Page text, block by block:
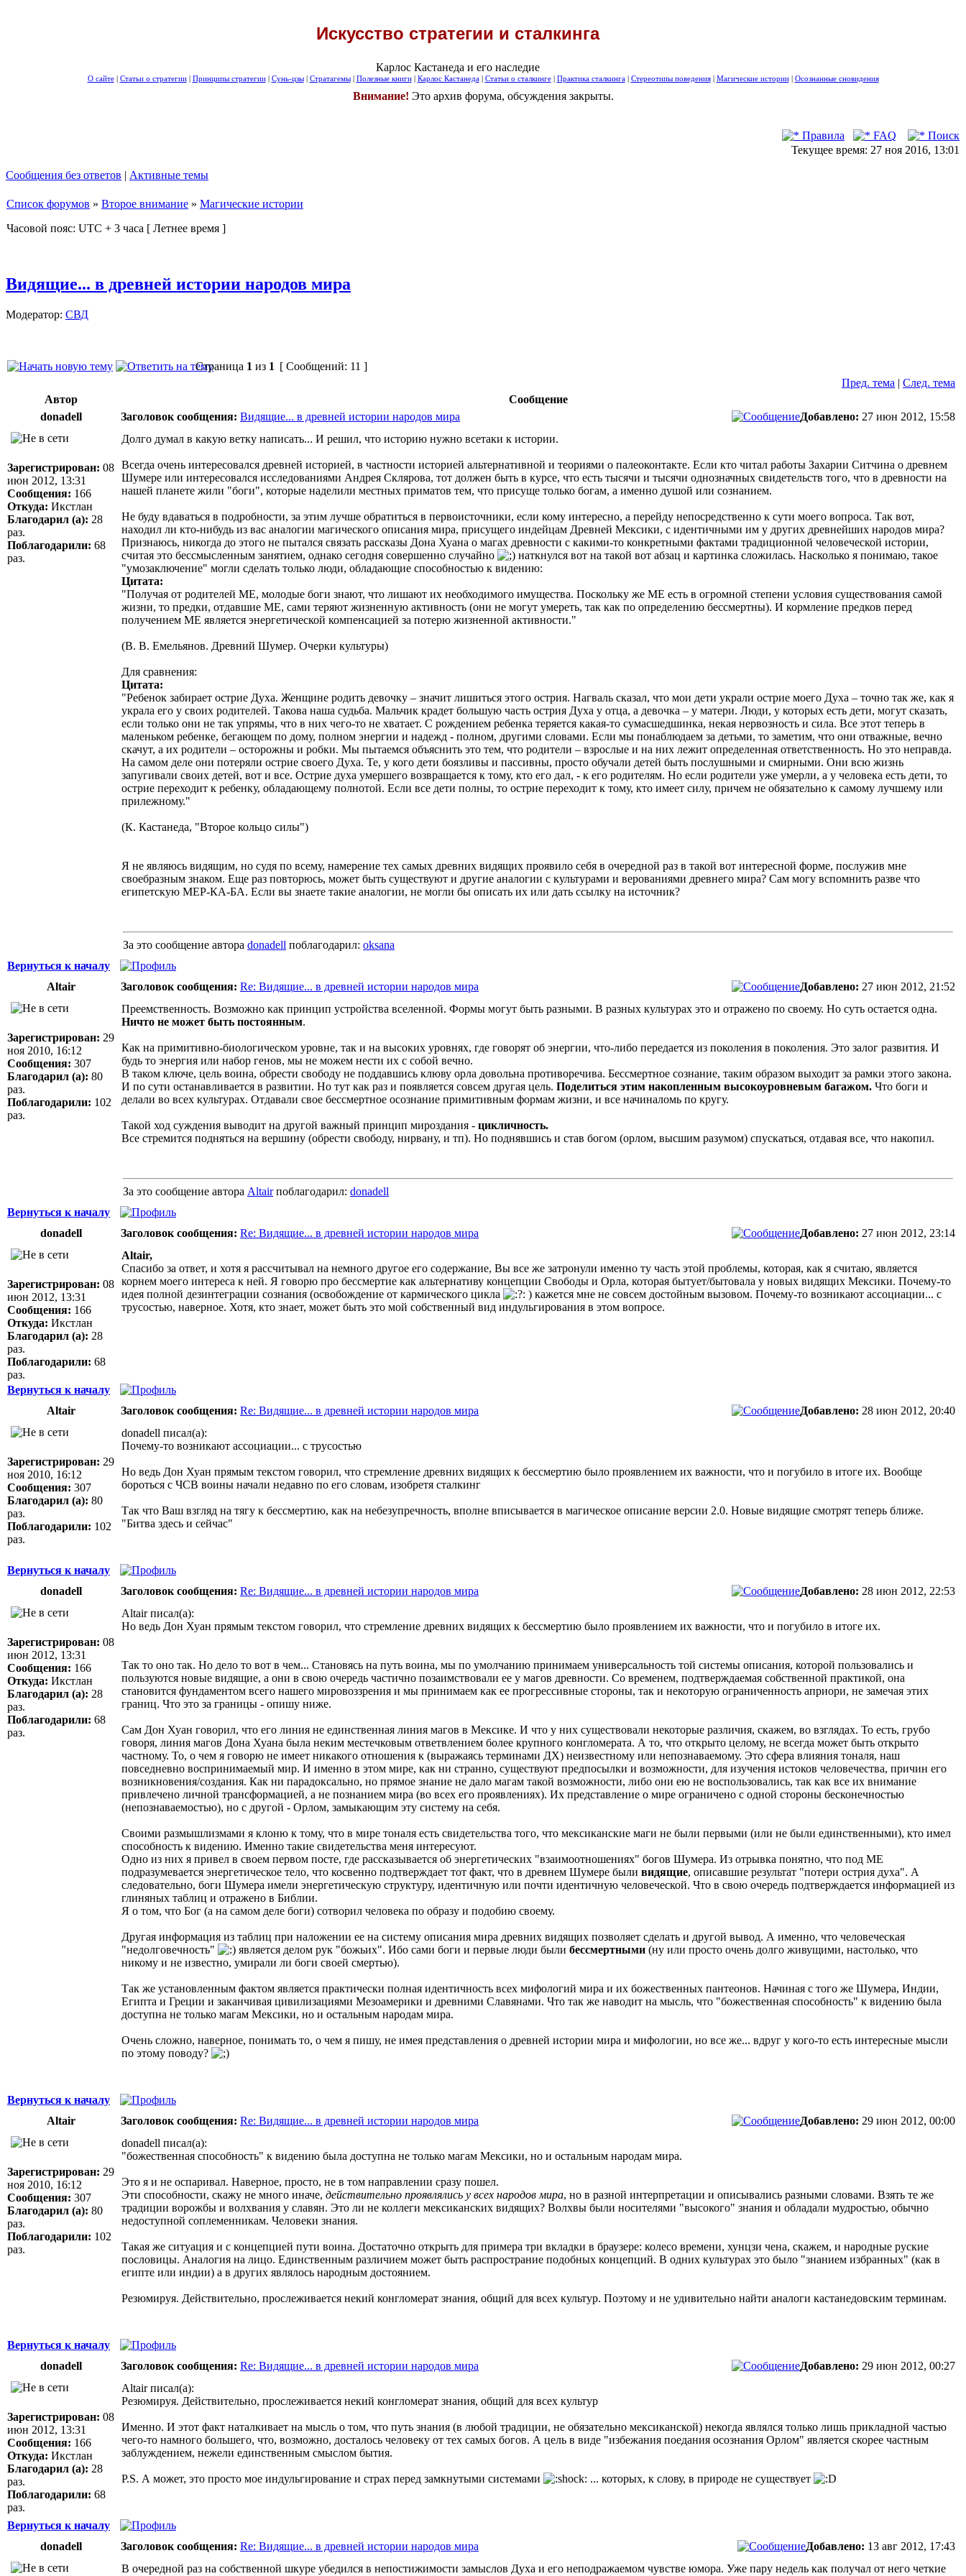
Искусство стратегии и сталкинга
Карлос Кастанеда и его наследие
О сайте| Статьи о стратегии| Принципы стратегии| Сунь-цзы| Стратагемы| Полезные книги| Карлос Кастанеда| Статьи о сталкинге| Практика сталкинга| Стереотипы поведения| Магические истории| Осознанные сновидения
Внимание! Это архив форума, обсуждения закрыты.
Правила FAQ
Поиск
Текущее время: 27 ноя 2016, 13:01
Сообщения без ответов | Активные темы
Список форумов » Второе внимание » Магические истории
Часовой пояс: UTC + 3 часа [ Летнее время ]
Видящие... в древней истории народов мира
Модератор: СВД
Страница 1 из 1 [ Сообщений: 11 ]
Пред. тема | След. тема
Автор
Сообщение
donadell
Заголовок сообщения: Видящие... в древней истории народов мира Добавлено: 27 июн 2012, 15:58
Зарегистрирован: 08
июн 2012, 13:31
Сообщения: 166
Откуда: Икстлан
Благодарил (а): 28
раз.
Поблагодарили: 68
раз.
Долго думал в какую ветку написать... И решил, что историю нужно всетаки к истории.
Всегда очень интересовался древней историей, в частности историей альтернативной и теориями о палеоконтакте. Если кто читал работы Захарии Ситчина о древнем
Шумере или интересовался исследованиями Андрея Склярова, тот должен быть в курсе, что есть тысячи и тысячи однозначных свидетельств того, что в древности на
нашей планете жили "боги", которые наделили местных приматов тем, что присуще только богам, а именно душой или сознанием.
Не буду вдаваться в подробности, за этим лучше обратиться в первоисточники, если кому интересно, а перейду непосредственно к сути моего вопроса. Так вот,
находил ли кто-нибудь из вас аналогии магического описания мира, присущего индейцам Древней Мексики, с идентичными им у других древнейших народов мира?
Признаюсь, никогда до этого не пытался связать рассказы Дона Хуана о магах древности с какими-то конкретными фактами традиционной человеческой истории,
считая это бессмысленным занятием, однако сегодня совершенно случайно
наткнулся вот на такой вот абзац и картинка сложилась. Насколько я понимаю, такое
"умозаключение" могли сделать только люди, обладающие способностью к видению:
Цитата:
"Получая от родителей МЕ, молодые боги знают, что лишают их необходимого имущества. Поскольку же МЕ есть в огромной степени условия существования самой
жизни, то предки, отдавшие МЕ, сами теряют жизненную активность (они не могут умереть, так как по определению бессмертны). И кормление предков перед
получением МЕ является энергетической компенсацией за потерю жизненной активности."
(В. В. Емельянов. Древний Шумер. Очерки культуры)
Для сравнения:
Цитата:
"Ребенок забирает острие Духа. Женщине родить девочку – значит лишиться этого острия. Нагваль сказал, что мои дети украли острие моего Духа – точно так же, как я
украла его у своих родителей. Такова наша судьба. Мальчик крадет большую часть острия Духа у отца, а девочка – у матери. Люди, у которых есть дети, могут сказать,
если только они не так упрямы, что в них чего-то не хватает. С рождением ребенка теряется какая-то сумасшедшинка, некая нервозность и сила. Все этот теперь в
маленьком ребенке, бегающем по дому, полном энергии и надежд - полном, другими словами. Если мы понаблюдаем за детьми, то заметим, что они отважные, вечно
скачут, а их родители – осторожны и робки. Мы пытаемся объяснить это тем, что родители – взрослые и на них лежит определенная ответственность. Но это неправда.
На самом деле они потеряли острие своего Духа. Те, у кого дети боязливы и пассивны, просто обучали детей быть послушными и смирными. Они всю жизнь
запугивали своих детей, вот и все. Острие духа умершего возвращается к тому, кто его дал, - к его родителям. Но если родители уже умерли, а у человека есть дети, то
острие переходит к ребенку, обладающему полнотой. Если все дети полны, то острие переходит к тому, кто имеет силу, причем не обязательно к самому лучшему или
прилежному."
(К. Кастанеда, "Второе кольцо силы")
Я не являюсь видящим, но судя по всему, намерение тех самых древних видящих проявило себя в очередной раз в такой вот интересной форме, послужив мне
своебразным знаком. Еще раз повторюсь, может быть существуют и другие аналогии с культурами и верованиями древнего мира? Сам могу вспомнить разве что
египетскую МЕР-КА-БА. Если вы знаете такие аналогии, не могли бы описать их или дать ссылку на источник?
За это сообщение автора donadell поблагодарил: oksana
Вернуться к началу
Altair
Заголовок сообщения: Re: Видящие... в древней истории народов мира Добавлено: 27 июн 2012, 21:52
Зарегистрирован: 29
ноя 2010, 16:12
Сообщения: 307
Благодарил (а): 80
раз.
Поблагодарили: 102
раз.
Преемственность. Возможно как принцип устройства вселенной. Формы могут быть разными. В разных культурах это и отражено по своему. Но суть остается одна.
Ничто не может быть постоянным.
Как на примитивно-биологическом уровне, так и на высоких уровнях, где говорят об энергии, что-либо передается из поколения в поколения. Это залог развития. И
будь то энергия или набор генов, мы не можем нести их с собой вечно.
В таком ключе, цель воина, обрести свободу не поддавшись клюву орла довольна противоречива. Бессмертное сознание, таким образом выходит за рамки этого закона.
И по сути останавливается в развитии. Но тут как раз и появляется совсем другая цель. Поделиться этим накопленным высокоуровневым багажом. Что боги и
делали во всех культурах. Отдавали свое бессмертное осознание примитивным формам жизни, и все начиналомь по кругу.
Такой ход суждения выводит на другой важный принцип мироздания - цикличность.
Все стремится подняться на вершину (обрести свободу, нирвану, и тп). Но поднявшись и став богом (орлом, высшим разумом) спускаться, отдавая все, что накопил.
За это сообщение автора Altairпоблагодарил: donadell
Вернуться к началу
donadell
Заголовок сообщения: Re: Видящие... в древней истории народов мира Добавлено: 27 июн 2012, 23:14
Зарегистрирован: 08
июн 2012, 13:31
Сообщения: 166
Откуда: Икстлан
Благодарил (а): 28
раз.
Поблагодарили: 68
раз.
Altair,
Спасибо за ответ, и хотя я рассчитывал на немного другое его содержание, Вы все же затронули именно ту часть этой проблемы, которая, как я считаю, является
корнем моего интереса к ней. Я говорю про бессмертие как альтернативу концепции Свободы и Орла, которая бытует/бытовала у новых видящих Мексики. Почему-то
идея полной дезинтеграции сознания (освобождение от кармического цикла
) кажется мне не совсем достойным вызовом. Почему-то возникают ассоциации... с
трусостью, наверное. Хотя, кто знает, может быть это мой собственный вид индульгирования в этом вопросе.
Вернуться к началу
Altair
Заголовок сообщения: Re: Видящие... в древней истории народов мира Добавлено: 28 июн 2012, 20:40
Зарегистрирован: 29
ноя 2010, 16:12
Сообщения: 307
Благодарил (а): 80
раз.
Поблагодарили: 102
раз.
donadell писал(а):
Почему-то возникают ассоциации... с трусостью
Но ведь Дон Хуан прямым текстом говорил, что стремление древних видящих к бессмертию было проявлением их важности, что и погубило в итоге их. Вообще
бороться с ЧСВ воины начали недавно по его словам, изобретя сталкинг
Так что Ваш взгляд на тягу к бессмертию, как на небезупречность, вполне вписывается в магическое описание версии 2.0. Новые видящие смотрят теперь ближе.
"Битва здесь и сейчас"
Вернуться к началу
donadell
Заголовок сообщения: Re: Видящие... в древней истории народов мира Добавлено: 28 июн 2012, 22:53
Зарегистрирован: 08
июн 2012, 13:31
Сообщения: 166
Откуда: Икстлан
Благодарил (а): 28
раз.
Поблагодарили: 68
раз.
Altair писал(а):
Но ведь Дон Хуан прямым текстом говорил, что стремление древних видящих к бессмертию было проявлением их важности, что и погубило в итоге их.
Так то оно так. Но дело то вот в чем... Становясь на путь воина, мы по умолчанию принимаем универсальность той системы описания, которой пользовались и
пользуются новые видящие, а они в свою очередь частично позаимствовали ее у магов древности. Со временем, подтверждаемая собственной практикой, она
становится фундаментом всего нашего мировоззрения и мы принимаем как ее прогрессивные стороны, так и некоторую ограниченность априори, не замечая этих
границ. Что это за границы - опишу ниже.
Сам Дон Хуан говорил, что его линия не единственная линия магов в Мексике. И что у них существовали некоторые различия, скажем, во взглядах. То есть, грубо
говоря, линия магов Дона Хуана была неким местечковым ответвлением более крупного конгломерата. А то, что открыто целому, не всегда может быть открыто
частному. То, о чем я говорю не имеет никакого отношения к (выражаясь терминами ДХ) неизвестному или непознаваемому. Это сфера влияния тоналя, наш
повседневно воспринимаемый мир. И именно в этом мире, как ни странно, существуют предпосылки и возможности, для изучения истоков человечества, причин его
возникновения/создания. Как ни парадоксально, но прямое знание не дало магам такой возможности, либо они ею не воспользовались, так как все их внимание
привлечено личной трансформацией, а не познанием мира (во всех его проявлениях). Их представление о мире ограничено с одной стороны бесконечностью
(непознаваемостью), но с другой - Орлом, замыкающим эту систему на себя.
Своими размышлизмами я клоню к тому, что в мире тоналя есть свидетельства того, что мексиканские маги не были первыми (или не были единственными), кто имел
способность к видению. Именно такие свидетельства меня интересуют.
Одно из них я привел в своем первом посте, где рассказывается об энергетических "взаимоотношениях" богов Шумера. Из отрывка понятно, что под МЕ
подразумевается энергетическое тело, что косвенно подтверждает тот факт, что в древнем Шумере были видящие, описавшие результат "потери острия духа". А
следовательно, боги Шумера имели энергетическую структуру, идентичную или почти идентичную человеческой. Что в свою очередь подтверждается информацией из
глиняных таблиц и отражено в Библии.
Я о том, что Бог (а на самом деле боги) сотворил человека по образу и подобию своему.
Другая информация из таблиц при наложении ее на систему описания мира древних видящих позволяет сделать и другой вывод. А именно, что человеческая
"недолговечность"
является делом рук "божьих". Ибо сами боги и первые люди были бессмертными (ну или просто очень долго живущими, настолько, что
никому и не известно, умирали ли боги своей смертью).
Так же установленным фактом является практически полная идентичность всех мифологий мира и их божественных пантеонов. Начиная с того же Шумера, Индии,
Египта и Греции и заканчивая цивилизациями Мезоамерики и древними Славянами. Что так же наводит на мысль, что "божественная способность" к видению была
доступна не только магам Мексики, но и остальным народам мира.
Очень сложно, наверное, понимать то, о чем я пишу, не имея представления о древней истории мира и мифологии, но все же... вдруг у кого-то есть интересные мысли
по этому поводу?
Вернуться к началу
Altair
Заголовок сообщения: Re: Видящие... в древней истории народов мира Добавлено: 29 июн 2012, 00:00
Зарегистрирован: 29
ноя 2010, 16:12
Сообщения: 307
Благодарил (а): 80
раз.
Поблагодарили: 102
раз.
donadell писал(а):
"божественная способность" к видению была доступна не только магам Мексики, но и остальным народам мира.
Это я и не оспаривал. Наверное, просто, не в том направлении сразу пошел.
Эти способности, скажу не много иначе, действительно проявлялись у всех народов мира, но в разной интерпретации и описывались разными словами. Взять те же
традиции ворожбы и волхвания у славян. Это ли не коллеги мексиканских видящих? Волхвы были носителями "высокого" знания и обладали мудростью, обычно
недоступной соплеменникам. Человеки знания.
Такая же ситуация и с концепцией пути воина. Достаточно открыть для примера три вкладки в браузере: колесо времени, хунцзи чена, скажем, и народные руские
пословицы. Аналогия на лицо. Единственным различием может быть распространие подобных концепций. В одних культурах это было "знанием избранных" (как в
египте или индии) а в других являлось народным достоянием.
Резюмируя. Действительно, прослеживается некий конгломерат знания, общий для всех культур. Поэтому и не удивительно найти аналоги кастанедовским терминам.
Вернуться к началу
donadell
Заголовок сообщения: Re: Видящие... в древней истории народов мира Добавлено: 29 июн 2012, 00:27
Зарегистрирован: 08
июн 2012, 13:31
Сообщения: 166
Откуда: Икстлан
Благодарил (а): 28
раз.
Поблагодарили: 68
раз.
Altair писал(а):
Резюмируя. Действительно, прослеживается некий конгломерат знания, общий для всех культур
Именно. И этот факт наталкивает на мысль о том, что путь знания (в любой традиции, не обязательно мексиканской) некогда являлся только лишь прикладной частью
чего-то намного большего, что, возможно, досталось человеку от тех самых богов. А цель в виде "избежания поедания осознания Орлом" является скорее частным
заблуждением, нежели единственным смыслом бытия.
P.S. А может, это просто мое индульгирование и страх перед замкнутыми системами ... которых, к слову, в природе не существует
Вернуться к началу
donadell
Заголовок сообщения: Re: Видящие... в древней истории народов мира Добавлено: 13 авг 2012, 17:43
В очередной раз на собственной шкуре убедился в непостижимости замыслов Духа и его неподражаемом чувстве юмора. Уже пару недель как получал от него четкие